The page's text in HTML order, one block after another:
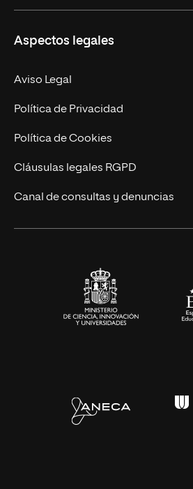
Empresa
MBA
Marketing y Comunicación
Ingeniería
Diseño
Ciencias de la Salud
Nuestro Equipo
Contacto
Aspectos legales
Aviso Legal
Política de Privacidad
Política de Cookies
Cláusulas legales RGPD
Canal de consultas y denuncias